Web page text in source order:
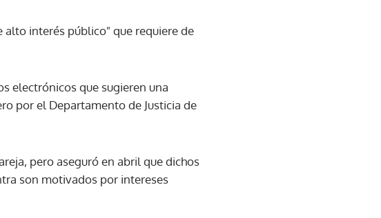
interés público" que requiere de
electrónicos que sugieren una
por el Departamento de Justicia de
pero aseguró en abril que dichos
son motivados por intereses